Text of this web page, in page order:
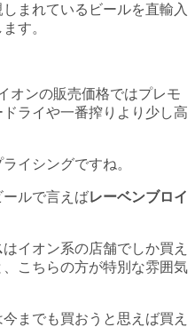
まれているビールを直輸入
す。
オンの販売価格ではプレモ
ライや一番搾りより少し高
イシングですね。
ールで言えばレーベンブロイ
はイオン系の店舗でしか買え
こちらの方が特別な雰囲気
今までも買おうと思えば買え